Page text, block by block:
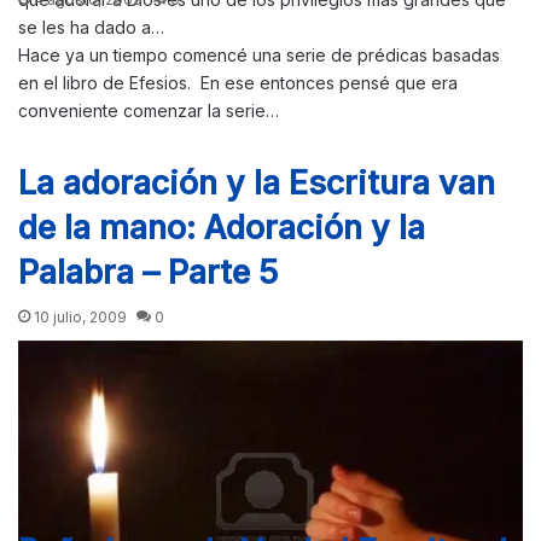
se les ha dado a…
Hace ya un tiempo comencé una serie de prédicas basadas
en el libro de Efesios. En ese entonces pensé que era
conveniente comenzar la serie…
La adoración y la Escritura van
de la mano: Adoración y la
Palabra – Parte 5
10 julio, 2009 0